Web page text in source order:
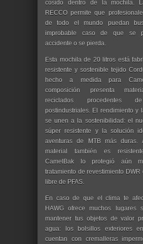
cosido dentro de la mochila.
RECCO permite que
de todo el mundo puedan
improbable caso de que se
accidente o se pierda.
Esta mochila de 20 litros está
resistente y sostenible tejido
hecho a medida para
composición presenta
reciclados procedentes
postindustriales. El rendimiento y
se unen a la sostenibilidad: el
súper resistente y la solución
aventuras de MTB más duras.
material también es
CamelBak lo protegió aún
tratamiento de revestimiento DWR
libre de PFAS.
En caso de que el clima te
HAWG ofrece muchos lugares
mantener tus objetos de valor
agua: los bolsillos exteriores
cuentan con cremalleras